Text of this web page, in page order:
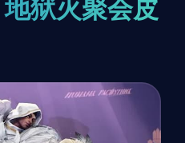
地狱火聚会皮